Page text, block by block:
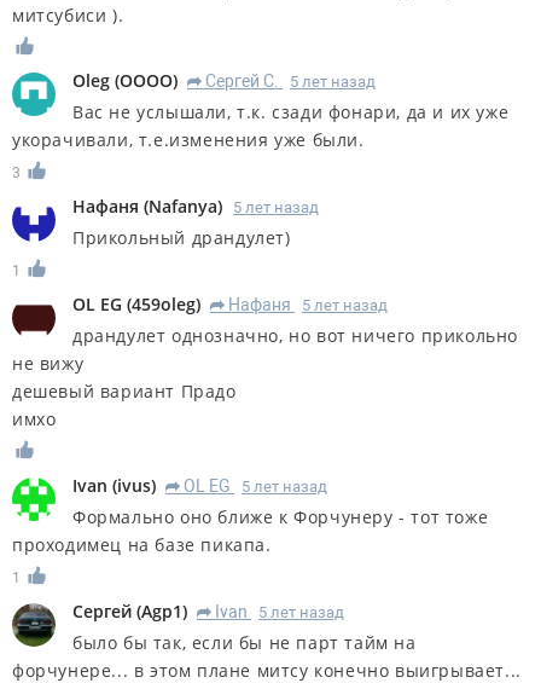
митсубиси ).
Oleg (OOOO) R Сергей С. 5 лет назад
Вас не услышали, т.к. сзади фонари, да и их уже
укорачивали, т.е.изменения уже были.
3
Нафаня (Nafanya) 5 лет назад
Прикольный драндулет)
1
OL EG (459oleg) R Нафаня 5 лет назад
драндулет однозначно, но вот ничего прикольно
не вижу
дешевый вариант Прадо
имхо
Ivan (ivus) R OL EG 5 лет назад
Формально оно ближе к Форчунеру - тот тоже
проходимец на базе пикапа.
1
Сергей (Agp1) R Ivan 5 лет назад
было бы так, если бы не парт тайм на
форчунере... в этом плане митсу конечно выигрывает...